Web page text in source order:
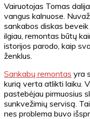
Vairuotojas Tomas
vangus kalnuose.
sankabos diskas beveik
ilgiau, remontas būtų
istorijos parodo, kaip
ženklus.
Sankabų remontas yra
kurią verta atlikti laiku.
pastebėjau pirmuosius
sunkvežimių servisą.
nes problema buvo